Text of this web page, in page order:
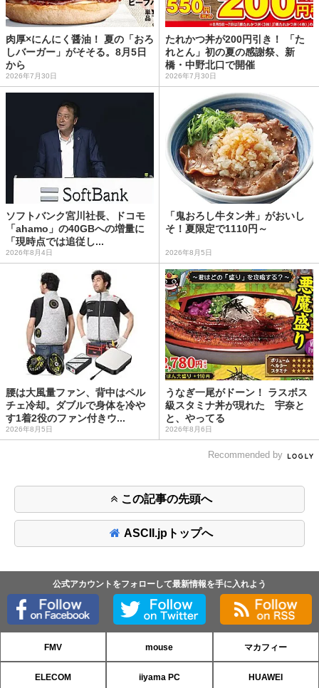
肉厚×にんにく醤油！ 夏の「おろ
しバーガー」がそそる。8月5日
から
2026年7月30日
たれかつ丼が200円引き！ 「た
れとん」初の夏の感謝祭、新
橋・中野北口で開催
2026年7月30日
ソフトバンク宮川社長、ドコモ
「ahamo」の40GBへの増量に
「現時点では追従し...
2026年8月4日
「鬼おろし牛タン丼」がおいし
そ！夏限定で1110円～
2026年8月5日
腰は大風量ファン、背中はペル
チェ冷却。ダブルで身体を冷や
す1着2役のファン付きウ...
2026年8月5日
うなぎ一尾がドーン！ ラスボス
級スタミナ丼が現れた 宇奈と
と、やってる
2026年8月6日
Recommended by
この記事の先頭へ
ASCII.jpトップへ
公式アカウントをフォローして最新情報を手に入れよう
FMV mouse マカフィー
ELECOM iiyama PC HUAWEI